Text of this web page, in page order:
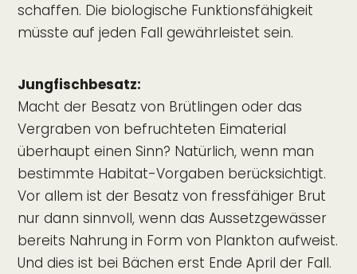
schaffen. Die biologische Funktionsfähigkeit
müsste auf jeden Fall gewährleistet sein.
Jungfischbesatz:
Macht der Besatz von Brütlingen oder das
Vergraben von befruchteten Eimaterial
überhaupt einen Sinn? Natürlich, wenn man
bestimmte Habitat-Vorgaben berücksichtigt.
Vor allem ist der Besatz von fressfähiger Brut
nur dann sinnvoll, wenn das Aussetzgewässer
bereits Nahrung in Form von Plankton aufweist.
Und dies ist bei Bächen erst Ende April der Fall.